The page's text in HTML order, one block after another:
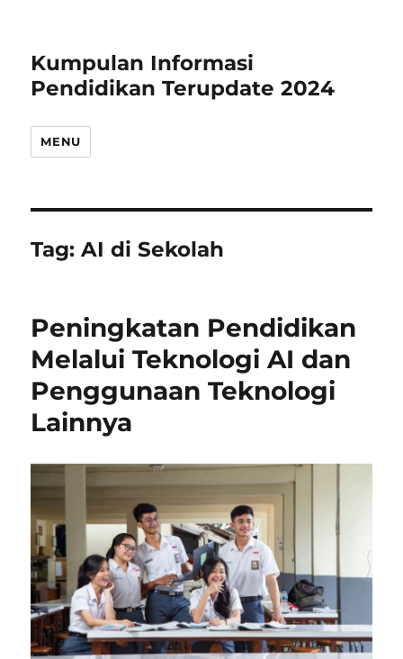
Kumpulan Informasi
Pendidikan Terupdate 2024
MENU
Tag:AI di Sekolah
Peningkatan Pendidikan
Melalui Teknologi AI dan
Penggunaan Teknologi
Lainnya